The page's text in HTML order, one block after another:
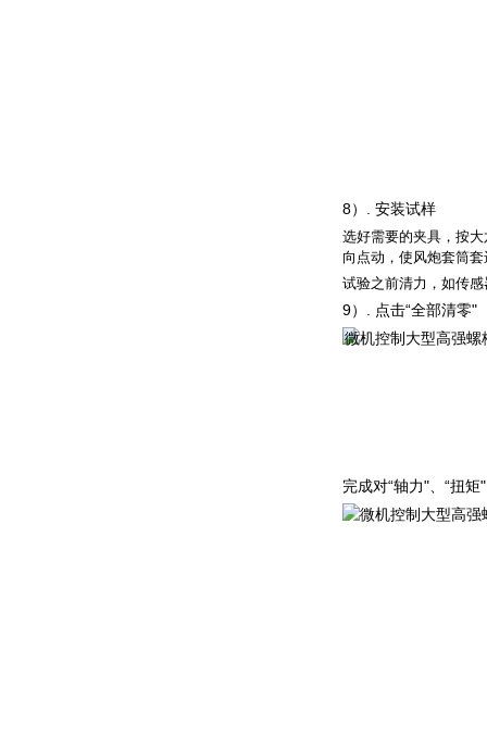
8） 安装试样
选好需要的夹具 ， 按大
向点动，使风炮套筒
试验之前清力，如传
9） 点击“全部清零"
完成对“轴力" “扭矩"